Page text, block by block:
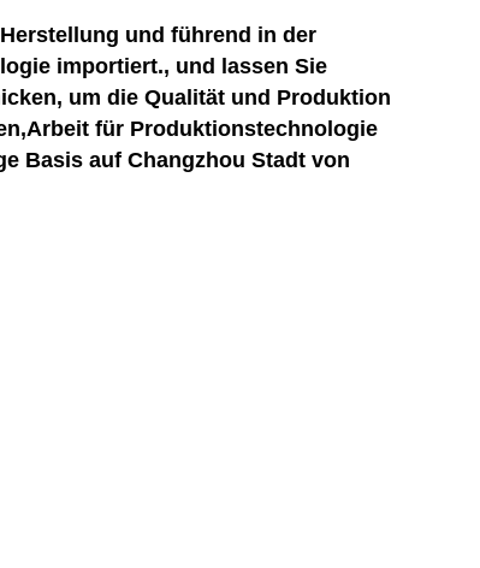
und führend in der
importiert., und lassen Sie
um die Qualität und Produktion
für Produktionstechnologie
Basis auf Changzhou Stadt von